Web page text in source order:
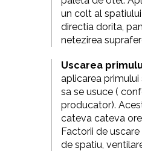
un colt al
directia dorita,
netezirea
Uscarea
aplicarea primului
sa se usuce (
producator).
cateva cateva
Factorii de
de spatiu,